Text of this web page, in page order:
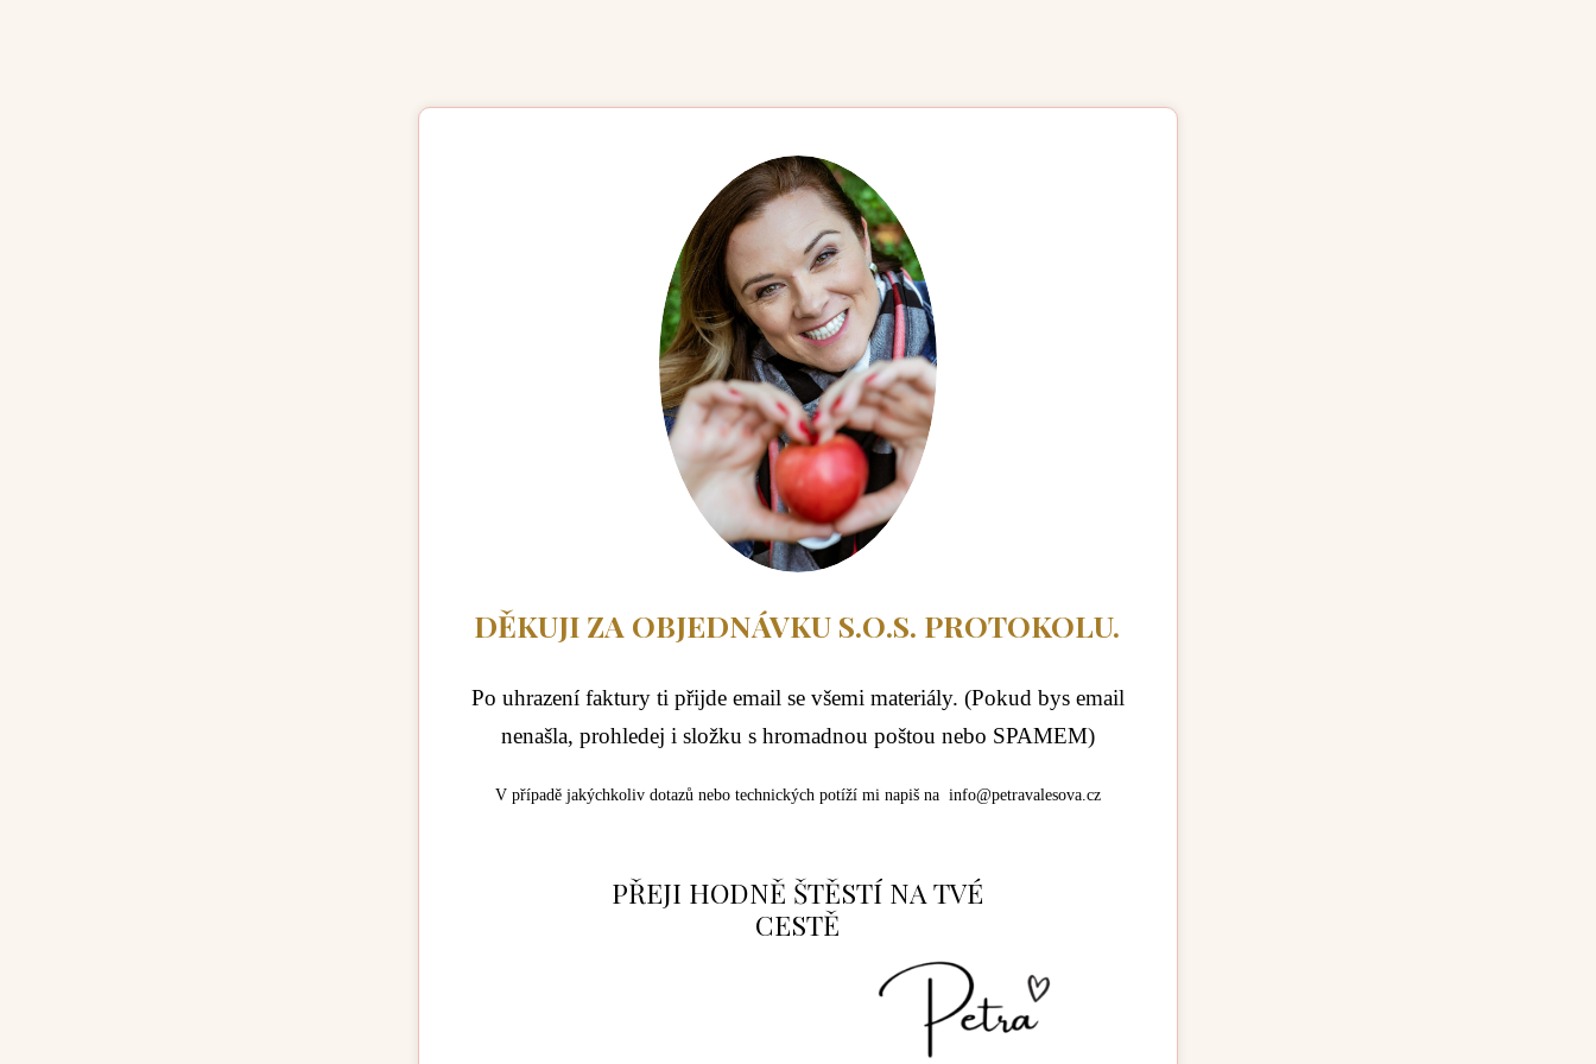
DĚKUJI ZA OBJEDNÁVKU S.O.S. PROTOKOLU.
Po uhrazení faktury ti přijde email se všemi materiály. (Pokud bys email
nenašla, prohledej i složku s hromadnou poštou nebo SPAMEM)
V případě jakýchkoliv dotazů nebo technických potíží mi napiš na info@petravalesova.cz
PŘEJI HODNĚ ŠTĚSTÍ NA TVÉ
CESTĚ